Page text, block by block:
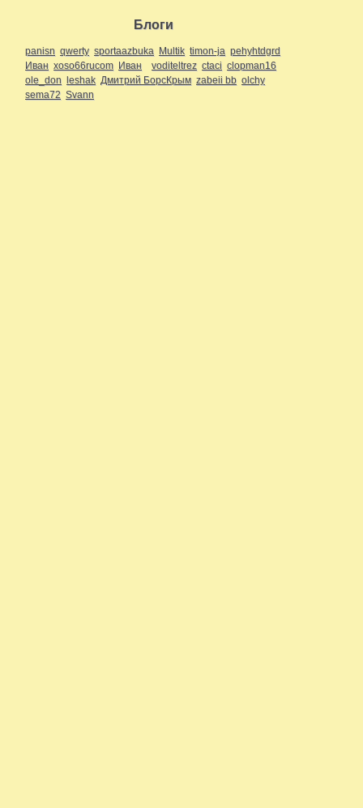
Блоги
panisn qwerty sportaazbuka Multik timon-ja pehyhtdgrd
Иван xoso66rucom Иван voditeltrez ctaci clopman16
ole_don leshak Дмитрий БорсКрым zabeii bb olchy
sema72 Svann